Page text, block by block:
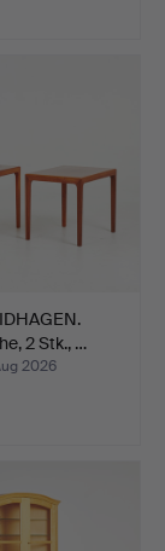
2 Stk., …
2026